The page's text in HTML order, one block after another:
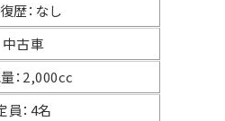
歴： なし
中古車
： 2,000cc
員： 4名